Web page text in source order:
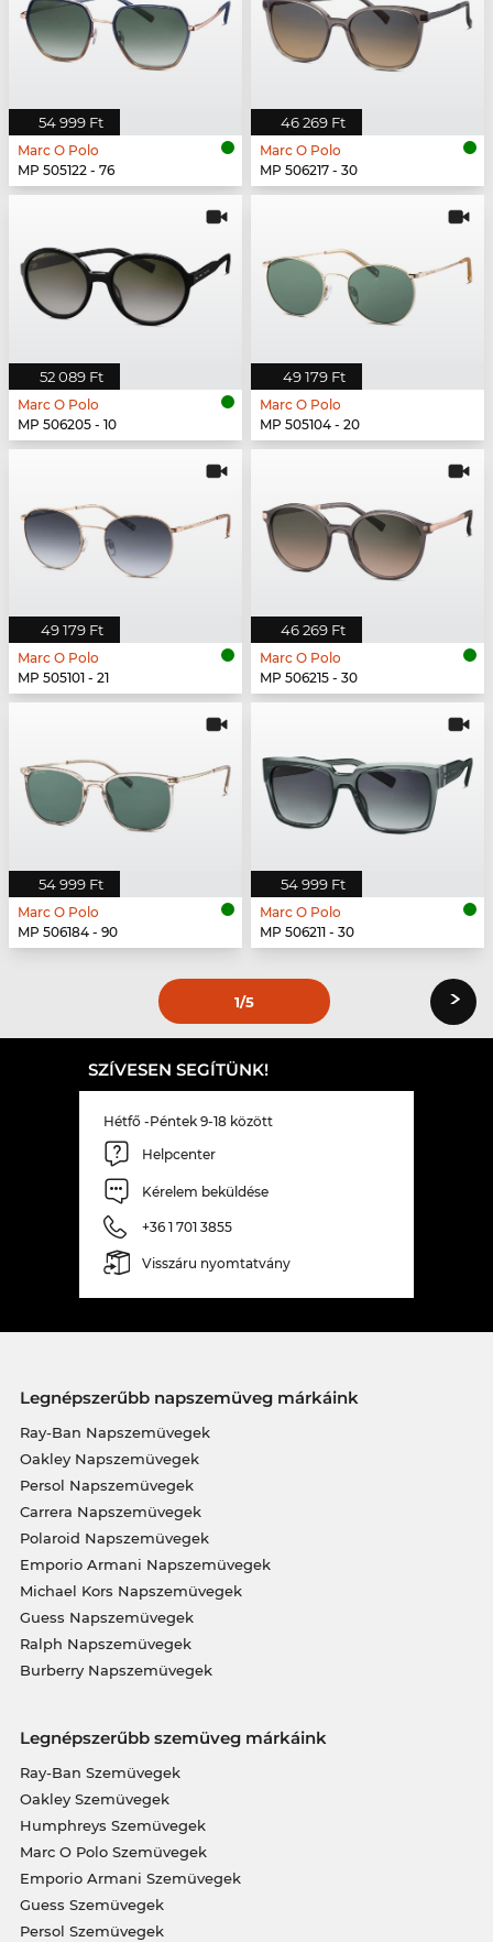
54 999 Ft
Marc O Polo
MP 505122 - 76
46 269 Ft
Marc O Polo
MP 506217 - 30
52 089 Ft
Marc O Polo
MP 506205 - 10
49 179 Ft
Marc O Polo
MP 505104 - 20
49 179 Ft
Marc O Polo
MP 505101 - 21
46 269 Ft
Marc O Polo
MP 506215 - 30
54 999 Ft
Marc O Polo
MP 506184 - 90
54 999 Ft
Marc O Polo
MP 506211 - 30
1/5 ›
SZÍVESEN SEGÍTÜNK!
Hétfő -Péntek 9-18 között
Helpcenter
Kérelem beküldése
+36 1 701 3855
Visszáru nyomtatvány
Legnépszerűbb napszemüveg márkáink
Ray-Ban Napszemüvegek
Oakley Napszemüvegek
Persol Napszemüvegek
Carrera Napszemüvegek
Polaroid Napszemüvegek
Emporio Armani Napszemüvegek
Michael Kors Napszemüvegek
Guess Napszemüvegek
Ralph Napszemüvegek
Burberry Napszemüvegek
Legnépszerűbb szemüveg márkáink
Ray-Ban Szemüvegek
Oakley Szemüvegek
Humphreys Szemüvegek
Marc O Polo Szemüvegek
Emporio Armani Szemüvegek
Guess Szemüvegek
Persol Szemüvegek